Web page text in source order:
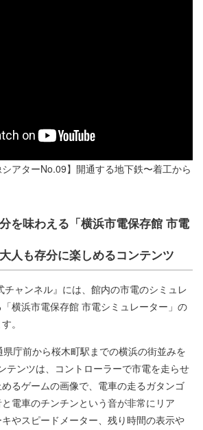
シアターNo.09】開通する地下鉄〜着工から
を味わえる「横浜市電保存館 市電
人も存分に楽しめるコンテンツ
チャンネル』には、館内の市電のシミュレ
横浜市電保存館 市電シミュレーター」の
。
庁前から桜木町駅までの横浜の街並みを
テンツは、コントローラーで市電を走らせ
るゲームの画像で、電車の走るガタンゴ
電車のチンチンという音が非常にリア
やスピードメーター、残り時間の表示や